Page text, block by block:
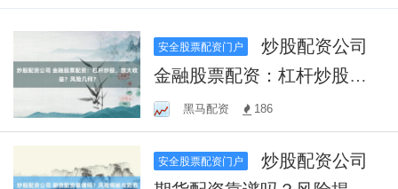
安全股票配资门户
炒股配资公司
金融股票配资：杠杆炒股，
放大收益？风险几何？
黑马配资 186
安全股票配资门户
炒股配资公司